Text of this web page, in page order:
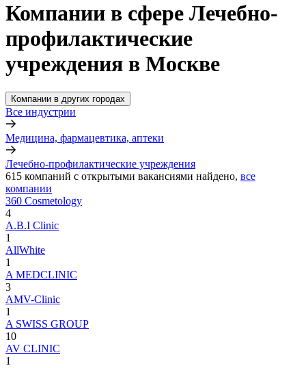
Компании в сфере Лечебно-
профилактические
учреждения в Москве
Компании в других городах
Все индустрии
Медицина, фармацевтика, аптеки
Лечебно-профилактические учреждения
615 компаний с открытыми вакансиями найдено, все
компании
360 Cosmetology
4
A.B.I Clinic
1
AllWhite
1
A MEDCLINIC
3
AMV-Clinic
1
A SWISS GROUP
10
AV CLINIC
1